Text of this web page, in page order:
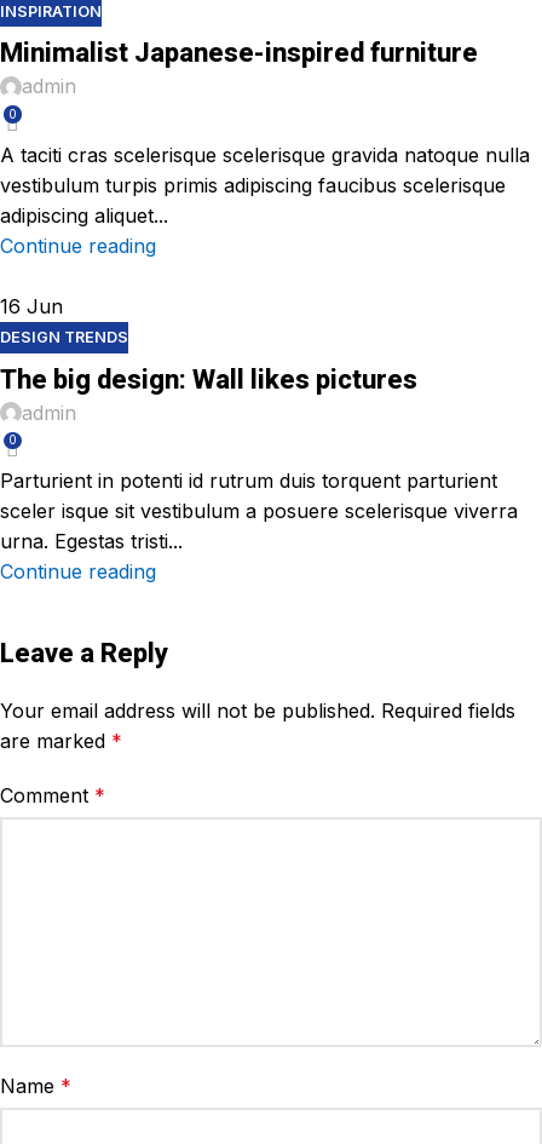
INSPIRATION
Minimalist Japanese-inspired furniture
admin
0
A taciti cras scelerisque scelerisque gravida natoque nulla
vestibulum turpis primis adipiscing faucibus scelerisque
adipiscing aliquet...
Continue reading
16 Jun
DESIGN TRENDS
The big design: Wall likes pictures
admin
0
Parturient in potenti id rutrum duis torquent parturient
sceler isque sit vestibulum a posuere scelerisque viverra
urna. Egestas tristi...
Continue reading
Leave a Reply
Your email address will not be published. Required fields
are marked *
Comment *
Name *